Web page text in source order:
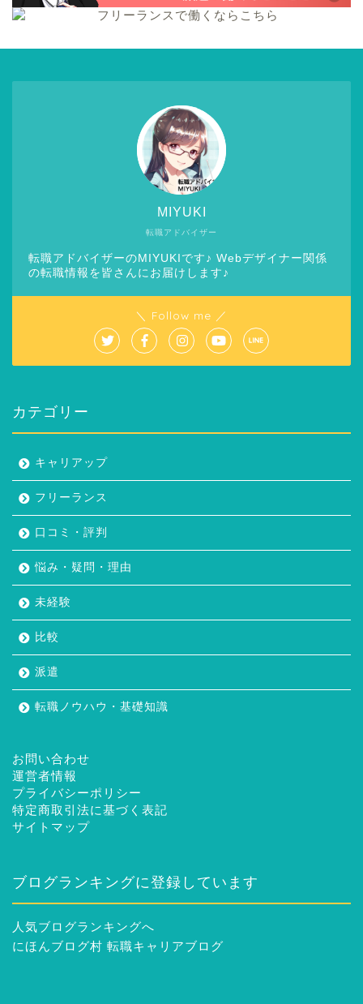
転職アドバイザー
MIYUKI
転職アドバイザーのMIYUKIです♪ Webデザイナー関係
の転職情報を皆さんにお届けします♪
＼ Follow me ／
カテゴリー
キャリアップ
フリーランス
口コミ・評判
悩み・疑問・理由
未経験
比較
派遣
転職ノウハウ・基礎知識
お問い合わせ
運営者情報
プライバシーポリシー
特定商取引法に基づく表記
サイトマップ
ブログランキングに登録しています
人気ブログランキングへ
にほんブログ村 転職キャリアブログ